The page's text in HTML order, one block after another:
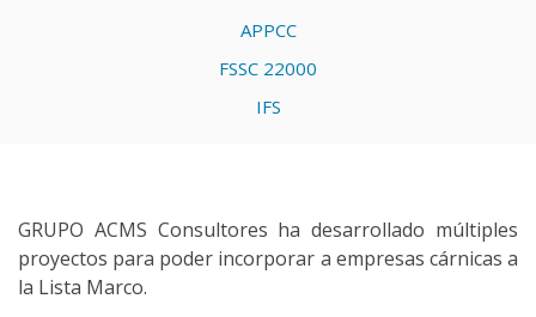
APPCC
FSSC 22000
IFS
GRUPO ACMS Consultores ha desarrollado múltiples
proyectos para poder incorporar a empresas cárnicas a
la Lista Marco.